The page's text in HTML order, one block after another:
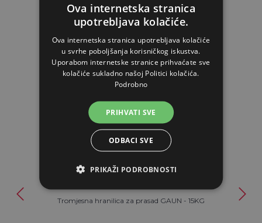
POVEZANI ARTIKLI
Tromjesna hranilica za prasad GAUN - 15KG
Ova internetska stranica
upotrebljava kolačiće.
Ova internetska stranica upotrebljava kolačiće
u svrhe poboljšanja korisničkog iskustva.
Uporabom internetske stranice prihvaćate sve
kolačiće sukladno našoj Politici kolačića.
Podrobno
PRIHVATI SVE
ODBACI SVE
PRIKAŽI PODROBNOSTI